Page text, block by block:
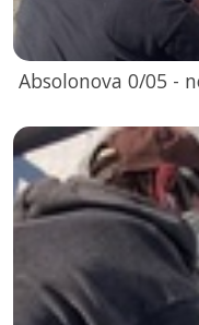
Absolonova 0/05 -